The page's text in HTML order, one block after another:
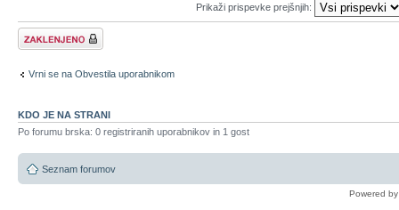
Prikaži prispevke prejšnjih:
Tema je zaklenjena
Vrni se na Obvestila uporabnikom
KDO JE NA STRANI
Po forumu brska: 0 registriranih uporabnikov in 1 gost
Seznam forumov
Powered